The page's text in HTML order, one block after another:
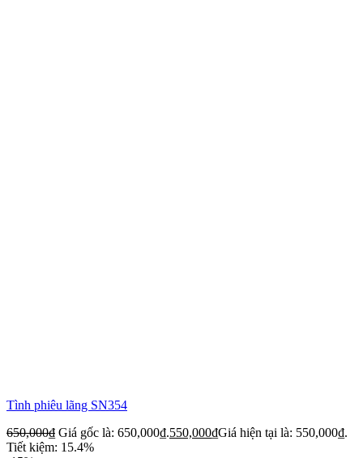
Tình phiêu lãng SN354
650,000₫ Giá gốc là: 650,000₫.550,000₫Giá hiện tại là: 550,000₫.
Tiết kiệm: 15.4%